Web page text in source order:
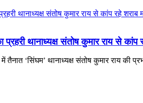
प्रहरी थानाध्यक्ष संतोष कुमार राय से
तैनात ‘सिंघम’ थानाध्यक्ष संतोष कुमार राय की